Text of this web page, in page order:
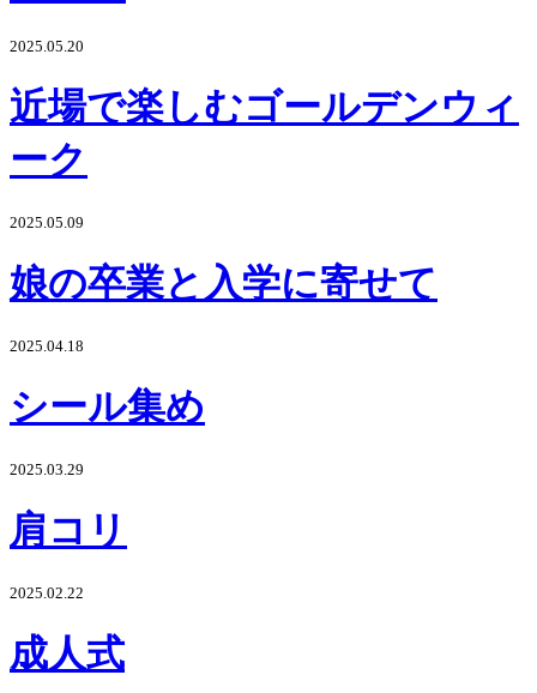
2025.05.20
近場で楽しむゴールデンウィ
ーク
2025.05.09
娘の卒業と入学に寄せて
2025.04.18
シール集め
2025.03.29
肩コリ
2025.02.22
成人式